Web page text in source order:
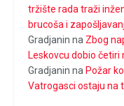
tržište rada traži
brucoša i
Gradjanin na Zbog
Leskovcu dobio
Gradjanin na Požar
Vatrogasci ostaju na